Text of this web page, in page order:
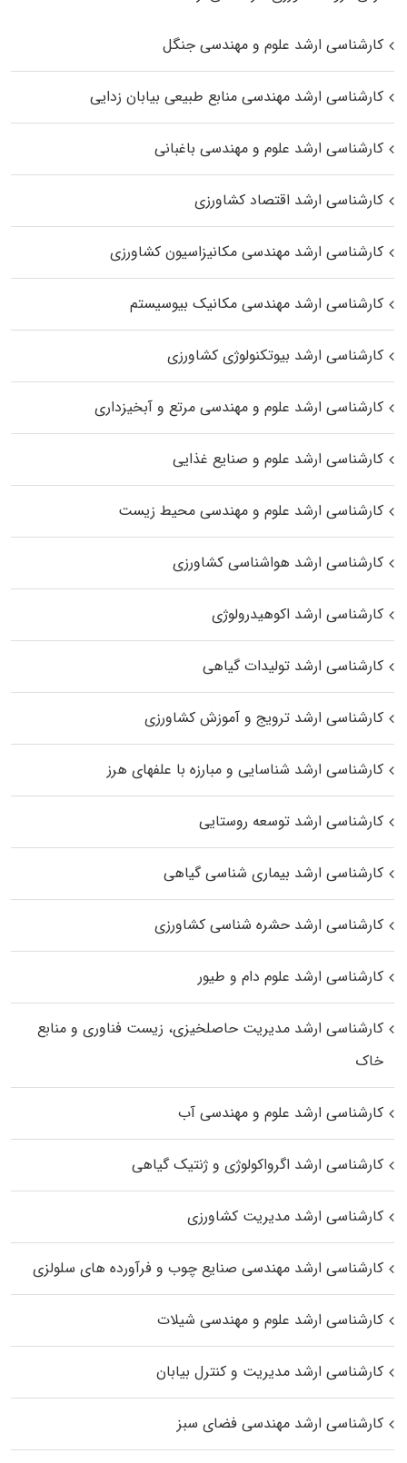
کارشناسی ارشد علوم و مهندسی جنگل
کارشناسی ارشد مهندسی منابع طبیعی بیابان زدایی
کارشناسی ارشد علوم و مهندسی باغبانی
کارشناسی ارشد اقتصاد کشاورزی
کارشناسی ارشد مهندسی مکانیزاسیون کشاورزی
کارشناسی ارشد مهندسی مکانیک بیوسیستم
کارشناسی ارشد بیوتکنولوژی کشاورزی
کارشناسی ارشد علوم و مهندسی مرتع و آبخیزداری
کارشناسی ارشد علوم و صنایع غذایی
کارشناسی ارشد علوم و مهندسی محیط زیست
کارشناسی ارشد هواشناسی کشاورزی
کارشناسی ارشد اکوهیدرولوژی
کارشناسی ارشد تولیدات گیاهی
کارشناسی ارشد ترویج و آموزش کشاورزی
کارشناسی ارشد شناسایی و مبارزه با علفهای هرز
کارشناسی ارشد توسعه روستایی
کارشناسی ارشد بیماری‌ شناسی گیاهی
کارشناسی ارشد حشره‌ شناسی کشاورزی
کارشناسی ارشد علوم دام و طیور
کارشناسی ارشد مدیریت حاصلخیزی، زیست فناوری و منابع
خاک
کارشناسی ارشد علوم و مهندسی آب
کارشناسی ارشد اگرواکولوژی و ژنتیک گیاهی
کارشناسی ارشد مدیریت کشاورزی
کارشناسی ارشد مهندسی صنایع چوب و فرآورده‌ های سلولزی
کارشناسی ارشد علوم و مهندسی شیلات
کارشناسی ارشد مدیریت و کنترل بیابان
کارشناسی ارشد مهندسی فضای سبز